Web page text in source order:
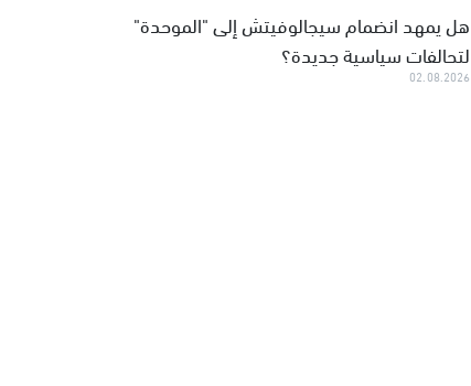
هل يمهد انضمام سيجالوفيتش إلى "الموحدة"
لتحالفات سياسية جديدة؟
02.08.2026